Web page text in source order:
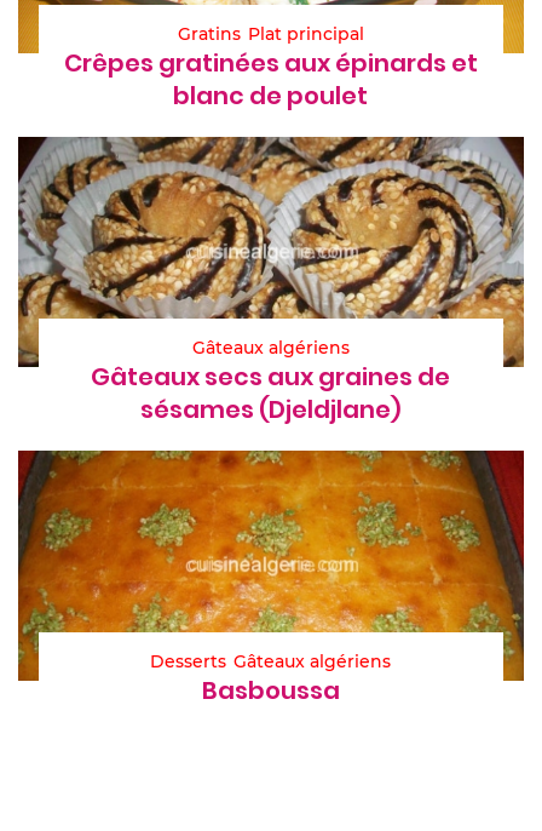
Gratins Plat principal
Crêpes gratinées aux épinards et
blanc de poulet
Gâteaux algériens
Gâteaux secs aux graines de
sésames (Djeldjlane)
Desserts Gâteaux algériens
Basboussa